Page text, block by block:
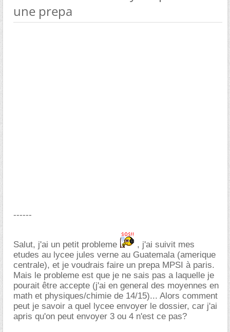
une prepa
------
Salut, j'ai un petit probleme
, j'ai suivit mes
etudes au lycee jules verne au Guatemala (amerique
centrale), et je voudrais faire un prepa MPSI à paris.
Mais le probleme est que je ne sais pas a laquelle je
pourait être accepte (j'ai en general des moyennes en
math et physiques/chimie de 14/15)... Alors comment
peut je savoir a quel lycee envoyer le dossier, car j'ai
apris qu'on peut envoyer 3 ou 4 n'est ce pas?